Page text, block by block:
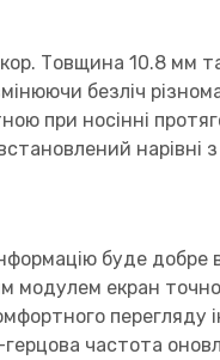
Товщина 10.8 мм
безліч
при носінні
нарівні
буде
модулем екран
перегляду
частота